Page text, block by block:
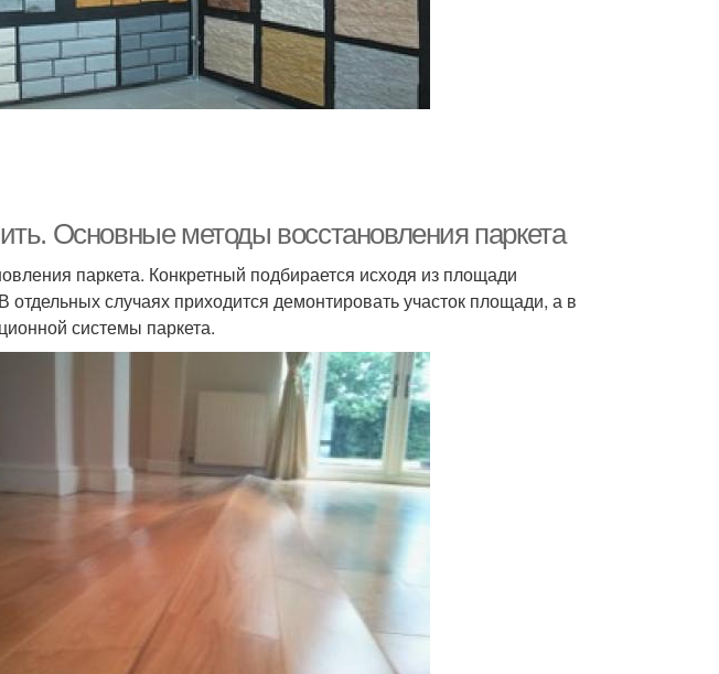
Основные методы восстановления паркета
паркета. Конкретный подбирается исходя из площади
отдельных случаях приходится демонтировать участок площади, а в
системы паркета.